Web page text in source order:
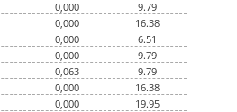
0,000
9.79
0,000
16.38
0,000
6.51
0,000
9.79
0,063
9.79
0,000
16.38
0,000
19.95